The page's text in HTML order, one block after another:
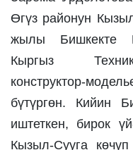
Өгүз районун
жылы Бишкекте
Кыргыз
конструктор-
бүтүргөн. Кийин
иштеткен, бирок
Кызыл-Сууга